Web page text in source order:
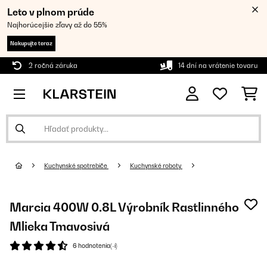
Leto v plnom prúde
Najhorúcejšie zľavy až do 55%
Nakupujte teraz
2 ročná záruka 14 dní na vrátenie tovaru
Kuchynské spotrebiče Kuchynské roboty
Marcia 400W 0.8L Výrobník Rastlinného
Mlieka Tmavosivá
6 hodnotenia(-í)